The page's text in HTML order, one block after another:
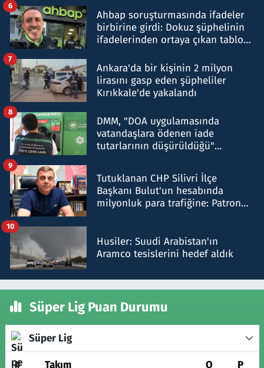
Ahbap soruşturmasında ifadeler
birbirine girdi: Dokuz şüphelinin
ifadelerinden ortaya çıkan tablo
6
Ankara'da bir kişinin 2 milyon
lirasını gasp eden şüpheliler
Kırıkkale'de yakalandı
7
DMM, "DOA uygulamasında
vatandaşlara ödenen iade
tutarlarının düşürüldüğü"
8
Tutuklanan CHP Silivri İlçe
Başkanı Bulut'un hesabında
milyonluk para trafiğine: Patron
9
Husiler: Suudi Arabistan'ın
Aramco tesislerini hedef aldık
10
Süper Lig Puan Durumu
Süper Lig
# Takım O P